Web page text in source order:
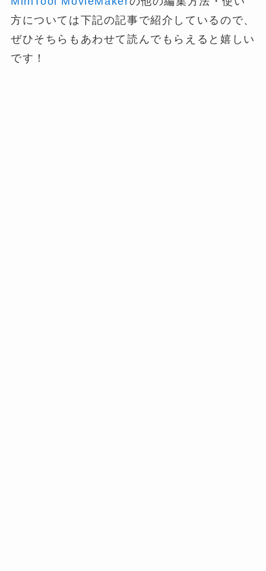
方については下記の記事で紹介しているので、
ぜひそちらもあわせて読んでもらえると嬉しい
です！